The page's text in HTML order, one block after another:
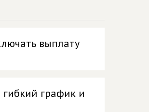
выплату
график и